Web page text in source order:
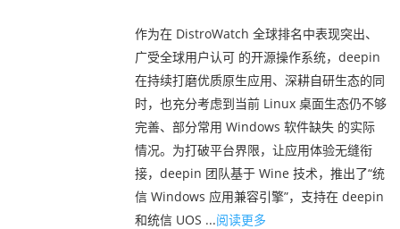
作为在 DistroWatch 全球排名中表现突出、
广受全球用户认可 的开源操作系统，deepin
在持续打磨优质原生应用、深耕自研生态的同
时，也充分考虑到当前 Linux 桌面生态仍不够
完善、部分常用 Windows 软件缺失 的实际
情况。为打破平台界限，让应用体验无缝衔
接，deepin 团队基于 Wine 技术，推出了“统
信 Windows 应用兼容引擎”，支持在 deepin
和统信 UOS ...阅读更多